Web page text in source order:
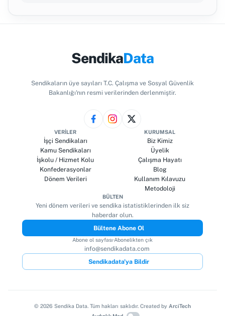
SendikaData
Sendikaların üye sayıları T.C. Çalışma ve Sosyal Güvenlik
Bakanlığı'nın resmi verilerinden derlenmiştir.
VERILER
İşçi Sendikaları
Kamu Sendikaları
İşkolu / Hizmet Kolu
Konfederasyonlar
Dönem Verileri
KURUMSAL
Biz Kimiz
Üyelik
Çalışma Hayatı
Blog
Kullanım Kılavuzu
Metodoloji
BÜLTEN
Yeni dönem verileri ve sendika istatistiklerinden ilk siz
haberdar olun.
Bültene Abone Ol
Abone ol sayfası·Abonelikten çık
info@sendikadata.com
Sendikadata'ya Bildir
© 2026 Sendika Data. Tüm hakları saklıdır. Created by ArciTech